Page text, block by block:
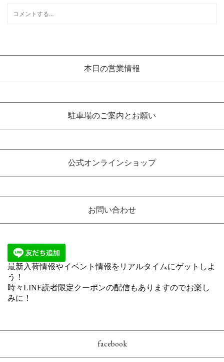
本日の営業情報
駐車場のご案内とお願い
公式オンラインショップ
お問い合わせ
facebook